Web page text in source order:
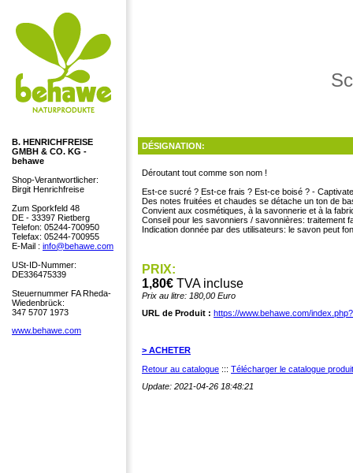
B. HENRICHFREISE
GMBH & CO. KG -
behawe
Shop-Verantwortlicher:
Birgit Henrichfreise
Zum Sporkfeld 48
DE - 33397 Rietberg
Telefon: 05244-700950
Telefax: 05244-700955
E-Mail : info@behawe.com
USt-ID-Nummer:
DE336475339
Steuernummer FA Rheda-
Wiedenbrück:
347 5707 1973
www.behawe.com
DÉSIGNATION:
Déroutant tout comme son nom !
Est-ce sucré ? Est-ce frais ? Est-ce boisé ? -
Des notes fruitées et chaudes se détache un ton de
Convient aux cosmétiques, à la savonnerie et à la
Conseil pour les savonniers / savonnières: traitement
Indication donnée par des utilisateurs: le savon peut
PRIX:
1,80€ TVA incluse
Prix au litre: 180,00 Euro
URL de Produit : https://www.behawe.com/
> ACHETER
Retour au catalogue ::: Télécharger le catalogue
Update: 2021-04-26 18:48:21